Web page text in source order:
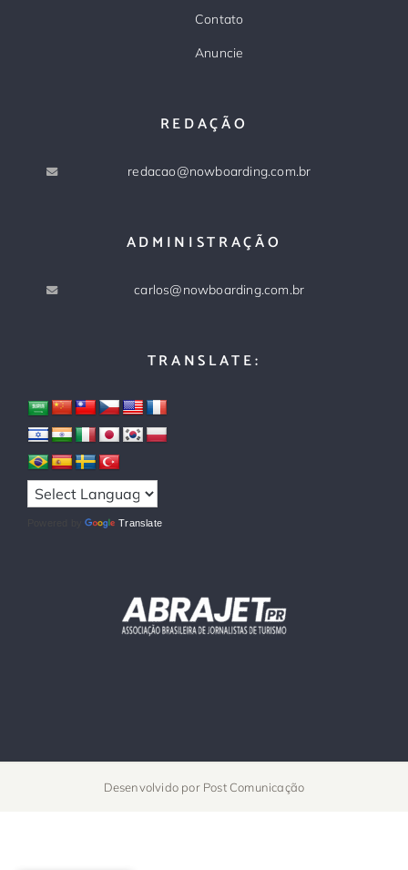
Contato
Anuncie
REDAÇÃO
redacao@nowboarding.com.br
ADMINISTRAÇÃO
carlos@nowboarding.com.br
TRANSLATE:
Powered by Translate
Desenvolvido por Post Comunicação